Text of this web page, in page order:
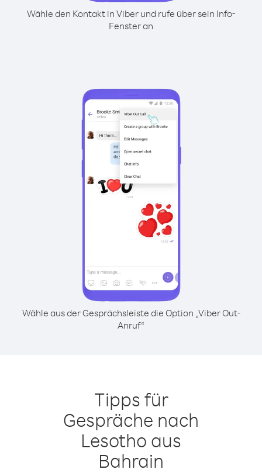
Wähle den Kontakt in Viber und rufe über sein Info-
Fenster an
Wähle aus der Gesprächsleiste die Option „Viber Out-
Anruf“
Tipps für
Gespräche nach
Lesotho aus
Bahrain